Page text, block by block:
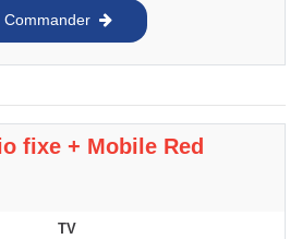
Commander
fixe + Mobile Red
TV